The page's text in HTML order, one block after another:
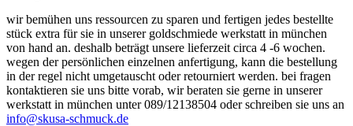
wir bemühen uns ressourcen zu sparen und fertigen jedes bestellte
stück extra für sie in unserer goldschmiede werkstatt in münchen
von hand an. deshalb beträgt unsere lieferzeit circa 4 -6 wochen.
wegen der persönlichen einzelnen anfertigung, kann die bestellung
in der regel nicht umgetauscht oder retourniert werden. bei fragen
kontaktieren sie uns bitte vorab, wir beraten sie gerne in unserer
werkstatt in münchen unter 089/12138504 oder schreiben sie uns an
info@skusa-schmuck.de